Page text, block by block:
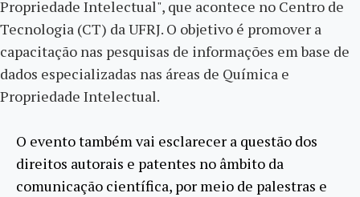
Propriedade Intelectual", que acontece no Centro de
Tecnologia (CT) da UFRJ. O objetivo é promover a
capacitação nas pesquisas de informações em base de
dados especializadas nas áreas de Química e
Propriedade Intelectual.
O evento também vai esclarecer a questão dos
direitos autorais e patentes no âmbito da
comunicação científica, por meio de palestras e